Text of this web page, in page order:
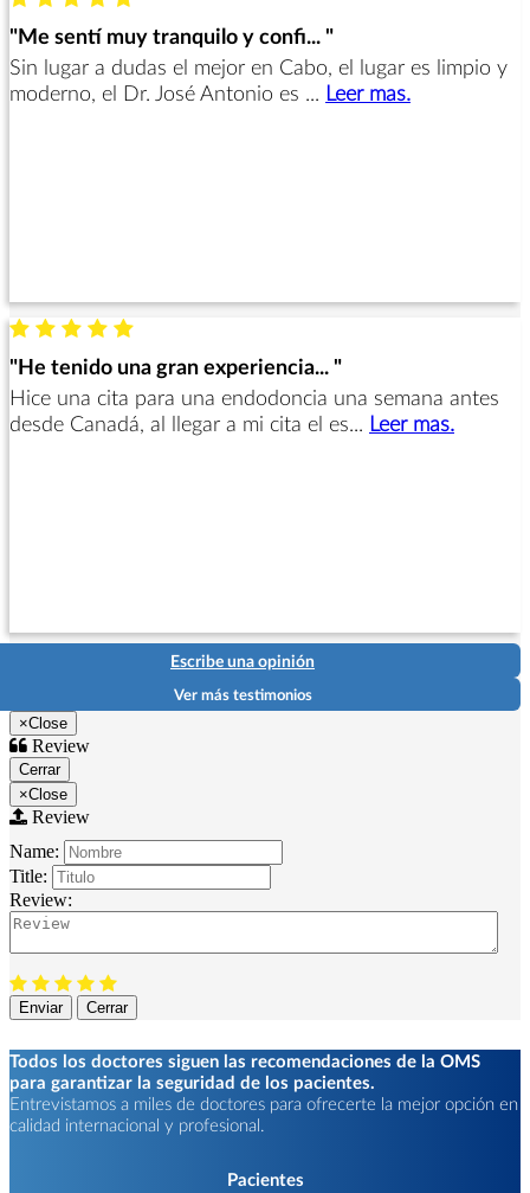
"Me sentí muy tranquilo y confi... "
Sin lugar a dudas el mejor en Cabo, el lugar es limpio y
moderno, el Dr. José Antonio es ... Leer mas.
"He tenido una gran experiencia... "
Hice una cita para una endodoncia una semana antes
desde Canadá, al llegar a mi cita el es... Leer mas.
Escribe una opinión
Ver más testimonios
×Close
Review
Cerrar
×Close
Review
Name:
Title:
Review:
Enviar Cerrar
Todos los doctores siguen las recomendaciones de la OMS
para garantizar la seguridad de los pacientes.
Entrevistamos a miles de doctores para ofrecerte la mejor opción en
calidad internacional y profesional.
Pacientes